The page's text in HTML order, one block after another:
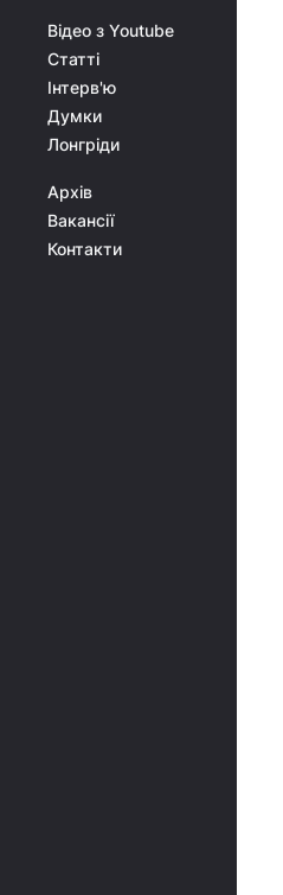
Відео з Youtube
Статті
Інтерв'ю
Думки
Лонгріди
Архів
Вакансії
Контакти